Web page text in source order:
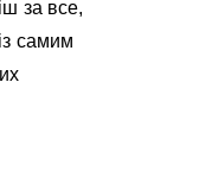
за все,
самим